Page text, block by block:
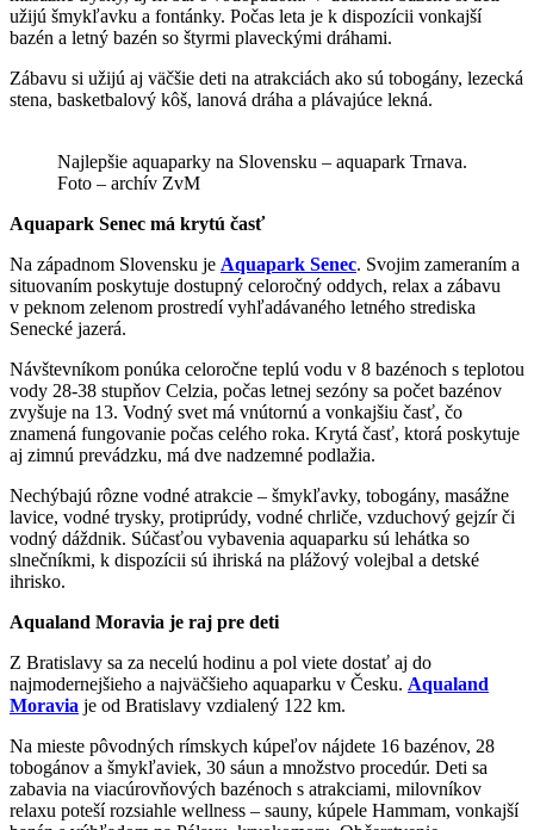
užijú šmykľavku a fontánky. Počas leta je k dispozícii vonkajší
bazén a letný bazén so štyrmi plaveckými dráhami.
Zábavu si užijú aj väčšie deti na atrakciách ako sú tobogány, lezecká
stena, basketbalový kôš, lanová dráha a plávajúce lekná.
Najlepšie aquaparky na Slovensku – aquapark Trnava.
Foto – archív ZvM
Aquapark Senec má krytú časť
Na západnom Slovensku je Aquapark Senec. Svojim zameraním a
situovaním poskytuje dostupný celoročný oddych, relax a zábavu
v peknom zelenom prostredí vyhľadávaného letného strediska
Senecké jazerá.
Návštevníkom ponúka celoročne teplú vodu v 8 bazénoch s teplotou
vody 28-38 stupňov Celzia, počas letnej sezóny sa počet bazénov
zvyšuje na 13. Vodný svet má vnútornú a vonkajšiu časť, čo
znamená fungovanie počas celého roka. Krytá časť, ktorá poskytuje
aj zimnú prevádzku, má dve nadzemné podlažia.
Nechýbajú rôzne vodné atrakcie – šmykľavky, tobogány, masážne
lavice, vodné trysky, protiprúdy, vodné chrliče, vzduchový gejzír či
vodný dáždnik. Súčasťou vybavenia aquaparku sú lehátka so
slnečníkmi, k dispozícii sú ihriská na plážový volejbal a detské
ihrisko.
Aqualand Moravia je raj pre deti
Z Bratislavy sa za necelú hodinu a pol viete dostať aj do
najmodernejšieho a najväčšieho aquaparku v Česku. Aqualand
Moravia je od Bratislavy vzdialený 122 km.
Na mieste pôvodných rímskych kúpeľov nájdete 16 bazénov, 28
tobogánov a šmykľaviek, 30 sáun a množstvo procedúr. Deti sa
zabavia na viacúrovňových bazénoch s atrakciami, milovníkov
relaxu poteší rozsiahle wellness – sauny, kúpele Hammam, vonkajší